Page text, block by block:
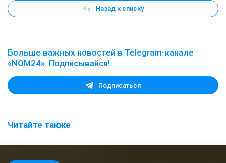
Назад к списку
Больше важных новостей в Telegram-канале
«NOM24». Подписывайся!
Подписаться
Читайте также